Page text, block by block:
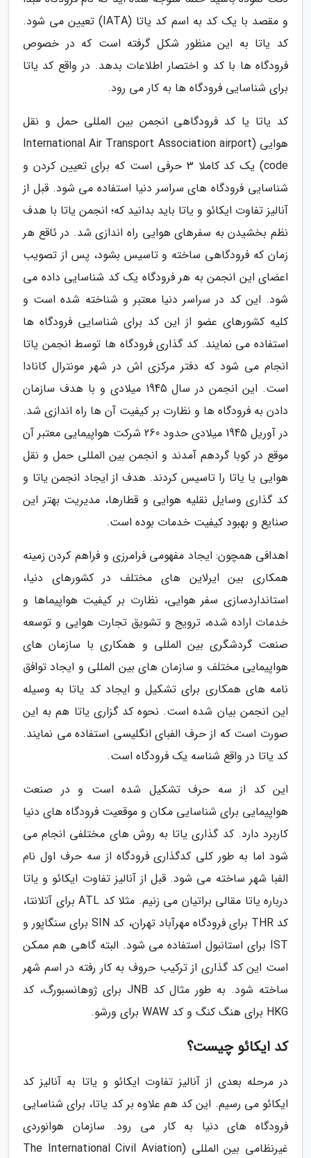
و مقصد با یک کد به اسم کد یاتا (IATA) تعیین می شود.
کد یاتا به این منظور شکل گرفته است که در خصوص
فرودگاه ها با کد و اختصار اطلاعات بدهد. در واقع کد یاتا
برای شناسایی فرودگاه ها به کار می رود.
کد یاتا یا کد فرودگاهی انجمن بین المللی حمل و نقل
هوایی (International Air Transport Association airport
code) یک کد کاملا 3 حرفی است که برای تعیین کردن و
شناسایی فرودگاه های سراسر دنیا استفاده می شود. قبل از
آنالیز تفاوت ایکائو و یاتا باید بدانید که؛ انجمن یاتا با هدف
نظم بخشیدن به سفرهای هوایی راه اندازی شد. در ئاقع هر
زمان که فرودگاهی ساخته و تاسیس بشود، پس از تصویب
اعضای این انجمن به هر فرودگاه یک کد شناسایی داده می
شود. این کد در سراسر دنیا معتبر و شناخته شده است و
کلیه کشورهای عضو از این کد برای شناسایی فرودگاه ها
استفاده می نمایند. کد گذاری فرودگاه ها توسط انجمن یاتا
انجام می شود که دفتر مرکزی اش در شهر مونترال کانادا
است. این انجمن در سال 1945 میلادی و با هدف سازمان
دادن به فرودگاه ها و نظارت بر کیفیت آن ها راه اندازی شد.
در آوریل 1945 میلادی حدود 260 شرکت هواپیمایی معتبر آن
موقع در کوبا گردهم آمدند و انجمن بین المللی حمل و نقل
هوایی یا یاتا را تاسیس کردند. هدف از ایجاد انجمن یاتا و
کد گذاری وسایل نقلیه هوایی و قطارها، مدیریت بهتر این
صنایع و بهبود کیفیت خدمات بوده است.
اهدافی همچون: ایجاد مفهومی فرامرزی و فراهم کردن زمینه
همکاری بین ایرلاین های مختلف در کشورهای دنیا،
استانداردسازی سفر هوایی، نظارت بر کیفیت هواپیماها و
خدمات اراده شده، ترویج و تشویق تجارت هوایی و توسعه
صنعت گردشگری بین المللی و همکاری با سازمان های
هواپیمایی مختلف و سازمان های بین المللی و ایجاد توافق
نامه های همکاری برای تشکیل و ایجاد کد یاتا به وسیله
این انجمن بیان شده است. نحوه کد گزاری یاتا هم به این
صورت است که از حرف الفبای انگلیسی استفاده می نمایند.
کد یاتا در واقع شناسه یک فرودگاه است.
این کد از سه حرف تشکیل شده است و در صنعت
هواپیمایی برای شناسایی مکان و موقعیت فرودگاه های دنیا
کاربرد دارد. کد گذاری یاتا به روش های مختلفی انجام می
شود اما به طور کلی کدگذاری فرودگاه از سه حرف اول نام
الفبا شهر ساخته می شود. قبل از آنالیز تفاوت ایکائو و یاتا
درباره یاتا مقالی براتیان می زنیم. مثلا کد ATL برای آتلانتا،
کد THR برای فرودگاه مهرآباد تهران، کد SIN برای سنگاپور و
IST برای استانبول استفاده می شود. البته گاهی هم ممکن
است این کد گذاری از ترکیب حروف به کار رفته در اسم شهر
ساخته شود. به طور مثال کد JNB برای ژوهانسبورگ، کد
HKG برای هنگ کنگ و کد WAW برای ورشو.
کد ایکائو چیست؟
در مرحله بعدی از آنالیز تفاوت ایکائو و یاتا به آنالیز کد
ایکائو می رسیم. این کد هم علاوه بر کد یاتا، برای شناسایی
فرودگاه های دنیا به کار می رود. سازمان هوانوردی
غیرنظامی بین المللی (The International Civil Aviation